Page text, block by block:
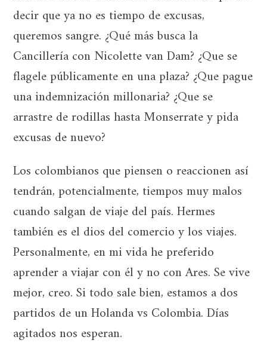
decir que ya no es tiempo de excusas,
queremos sangre. ¿Qué más busca la
Cancillería con Nicolette van Dam? ¿Que se
flagele públicamente en una plaza? ¿Que pague
una indemnización millonaria? ¿Que se
arrastre de rodillas hasta Monserrate y pida
excusas de nuevo?
Los colombianos que piensen o reaccionen así
tendrán, potencialmente, tiempos muy malos
cuando salgan de viaje del país. Hermes
también es el dios del comercio y los viajes.
Personalmente, en mi vida he preferido
aprender a viajar con él y no con Ares. Se vive
mejor, creo. Si todo sale bien, estamos a dos
partidos de un Holanda vs Colombia. Días
agitados nos esperan.